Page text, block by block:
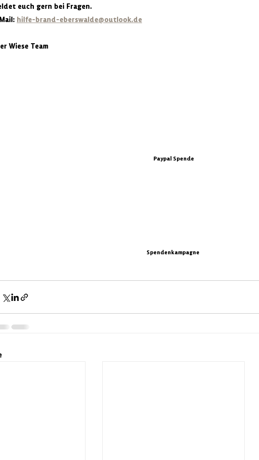
euch gern bei Fragen.
hilfe-brand-eberswalde@outlook.de
Wiese Team
Paypal Spende
Spendenkampagne